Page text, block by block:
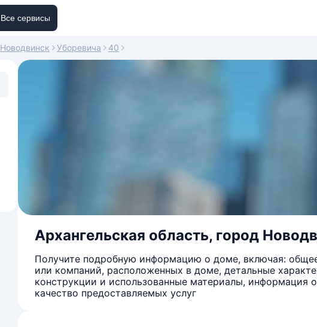
Все сервисы
Новодвинск Уборевича 40
Архангельская область, город
Получите подробную информацию о доме, включая:
или компаний, расположенных в доме, детальные
конструкции и использованные материалы, информация
качество предоставляемых услуг